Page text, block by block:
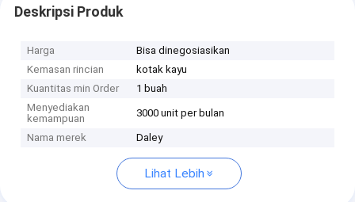
Deskripsi Produk
Harga
Bisa dinegosiasikan
Kemasan rincian
kotak kayu
Kuantitas min Order
1 buah
Menyediakan
kemampuan
3000 unit per bulan
Nama merek Daley
Lihat Lebih